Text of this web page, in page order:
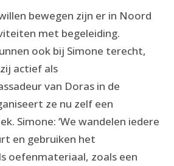
bewegen zijn er in Noord
met begeleiding.
ook bij Simone terecht,
actief als
van Doras in de
ze nu zelf een
Simone: ‘We wandelen iedere
en gebruiken het
oefenmateriaal, zoals een